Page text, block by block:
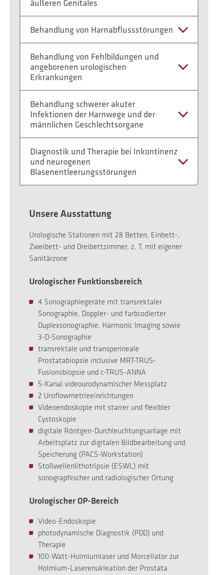
äußeren Genitales
Behandlung von Harnabflussstörungen
Behandlung von Fehlbildungen und
angeborenen urologischen
Erkrankungen
Behandlung schwerer akuter
Infektionen der Harnwege und der
männlichen Geschlechtsorgane
Diagnostik und Therapie bei Inkontinenz
und neurogenen
Blasenentleerungsstörungen
Unsere Ausstattung
Urologische Stationen mit 28 Betten, Einbett-,
Zweibett- und Dreibettzimmer, z. T. mit eigener
Sanitärzone
Urologischer Funktionsbereich
4 Sonographiegeräte mit transrektaler
Sonographie, Doppler- und farbcodierter
Duplexsonographie, Harmonic Imaging sowie
3-D-Sonographie
transrektale und transperineale
Prostatabiopsie inclusive MRT-TRUS-
Fusionsbiopsie und c-TRUS-ANNA
5-Kanal videourodynamischer Messplatz
2 Uroflowmetrieeinrichtungen
Videoendoskopie mit starrer und flexibler
Cystoskopie
digitale Röntgen-Durchleuchtungsanlage mit
Arbeitsplatz zur digitalen Bildbearbeitung und
Speicherung (PACS-Workstation)
Stoßwellenlithotripsie (ESWL) mit
sonographischer und radiologischer Ortung
Urologischer OP-Bereich
Video-Endoskopie
photodynamische Diagnostik (PDD) und
Therapie
100-Watt-Holmiumlaser und Morcellator zur
Holmium-Laserenukleation der Prostata